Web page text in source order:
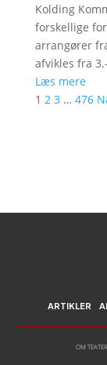
Kolding
forskellige
arrangører
afvikles fra
Læs mere
1 2 3 … 476
ARTIKLER
OM